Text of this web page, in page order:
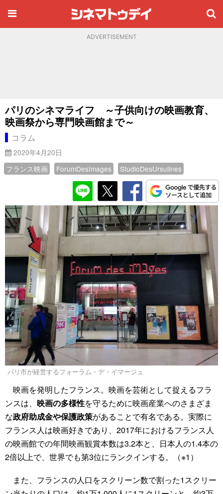
ADVERTISEMENT
パリのシネマライフ ～子供向けの映画教育、
映画祭から専門映画館まで～
コラム
2020年4月20日
フランス映画
ForumDesImages StudioDesUrsulines
パリ市が経営するフォーラム・デ・イマージュ
映画を発明したフランス。映画を芸術として捉えるフラ
ンスは、 映画の多様性を守るために映画産業へのさまざま
な政府助成金や保護政策があることで有名である。実際に
フランス人は映画好きであり、2017年におけるフランス人
の映画館での年間映画観賞本数は3.2本と、日本人の1.4本の
2倍以上で、世界でも第3位にランクインする。（※1）
また、フランスの人口をスクリーン数で割った1スクリー